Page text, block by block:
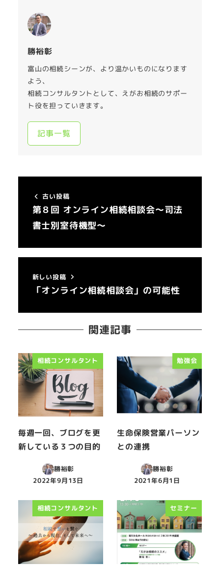
勝裕彰
富山の相続シーンが、より温かいものになります
よう、
相続コンサルタントとして、えがお相続のサポー
ト役を担っていきます。
記事一覧
古い投稿
第８回 オンライン相続相談会～司法
書士別室待機型～
新しい投稿
「オンライン相続相談会」の可能性
関連記事
相続コンサルタント
毎週一回、ブログを更
新している３つの目的
勝裕彰
投稿日
2022年9月13日
勉強会
生命保険営業パーソン
との連携
勝裕彰
投稿日
2021年6月1日
相続コンサルタント セミナー